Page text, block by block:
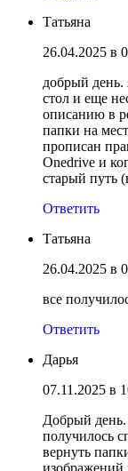
Татьяна
26.04.2025 в
добрый день.
стол и еще
описанию в
папки на
прописан
Onedrive и
старый путь
Ответить
Татьяна
26.04.2025 в
все
Ответить
Дарья
07.11.2025 в
Добрый день.
получилось
вернуть